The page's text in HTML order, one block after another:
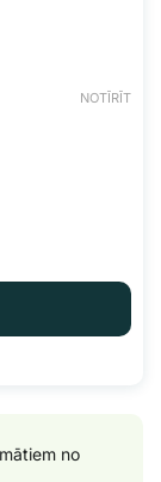
NOTĪRĪT
no